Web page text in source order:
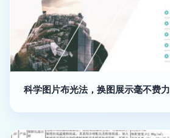
科学图片布光法，换图展示毫不费力